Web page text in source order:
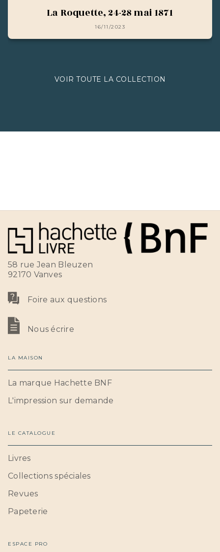
La Roquette, 24-28 mai 1871
16/11/2023
VOIR TOUTE LA COLLECTION
58 rue Jean Bleuzen
92170 Vanves
Foire aux questions
Nous écrire
LA MAISON
La marque Hachette BNF
L'impression sur demande
LE CATALOGUE
Livres
Collections spéciales
Revues
Papeterie
ESPACE PRO